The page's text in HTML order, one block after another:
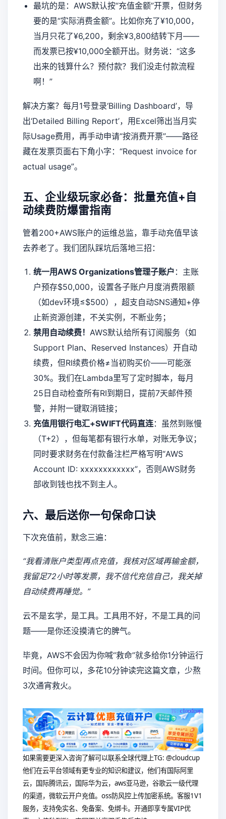
最坑的是：AWS默认按“充值金额”开票，但财务
要的是“实际消费金额”。比如你充了¥10,000，
当月只花了¥6,200，剩余¥3,800结转下月——
而发票已按¥10,000全额开出。财务说：“这多
出来的钱算什么？预付款？我们没走付款流程
啊！”
解决方案？每月1号登录‘Billing Dashboard’，导
出‘Detailed Billing Report’，用Excel筛出当月实
际Usage费用，再手动申请“按消费开票”——路径
藏在发票页面右下角小字：“Request invoice for
actual usage”。
五、企业级玩家必备：批量充值+自
动续费防爆雷指南
管着200+AWS账户的运维总监，靠手动充值早该
去养老了。我们团队踩坑后落地三招：
统一用AWS Organizations管理子账户 ：主账
户预存$50,000，设置各子账户月度消费限额
（如dev环境≤$500），超支自动SNS通知+停
止新资源创建，不关实例，不断业务；
禁用自动续费！ AWS默认给所有订阅服务（如
Support Plan、Reserved Instances）开自动
续费，但RI续费价格≠当初购买价——可能涨
30%。我们在Lambda里写了定时脚本，每月
25日自动检查所有RI到期日，提前7天邮件预
警，并附一键取消链接；
充值用银行电汇+SWIFT代码直连：虽然到账慢
（T+2），但每笔都有银行水单，对账无争议；
同时要求财务在付款备注栏严格写明“AWS
Account ID: xxxxxxxxxxxx”，否则AWS财务
部收到钱也找不到主人。
六、最后送你一句保命口诀
下次充值前，默念三遍：
“我看清账户类型再点充值，我核对区域再输金额，
我留足72小时等发票，我不信代充信自己，我关掉
自动续费再睡觉。”
云不是玄学，是工具。工具用不好，不是工具的问
题——是你还没摸清它的脾气。
毕竟，AWS不会因为你喊“救命”就多给你1分钟运行
时间。但你可以，多花10分钟读完这篇文章，少熬
3次通宵救火。
如果需要更深入咨询了解可以联系全球代理上TG: @cloudcup
他们在云平台领域有更专业的知识和建议，他们有国际阿里
云，国际腾讯云，国际华为云，aws亚马逊，谷歌云一级代理
的渠道，微软云开户充值。oss防风控上传加密系统。客服1V1
服务，支持免实名、免备案、免绑卡。开通即享专属VIP优